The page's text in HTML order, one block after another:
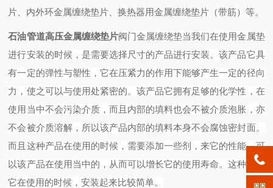
片、内外环金属缠绕垫片、换热器用金属缠绕垫片（带筋）等。
石油管道高压金属缠绕垫片阀门金属缠绕垫当我们在使用金属垫
进行安装的时候，是需要选择尺寸的产品进行安装。该产品它具
有一定的弹性与塑性，它在压紧力的作用下能够产生一定的径向
力，使之可以与使用处紧密的。该产品它拥有足够的化学性，在
使用当中不会污染介质，而且内部的填料也会不被介质泡胀，亦
不会被介质溶解，所以该产品内部的填料本身不会腐蚀密封面。
而且这种产品在使用的时候，需要添加一些剂，来它的性能，可
以该产品在使用当中的，从而可以增长它的使用寿命。这种产品
它在使用的时候，安装起来比较简单。